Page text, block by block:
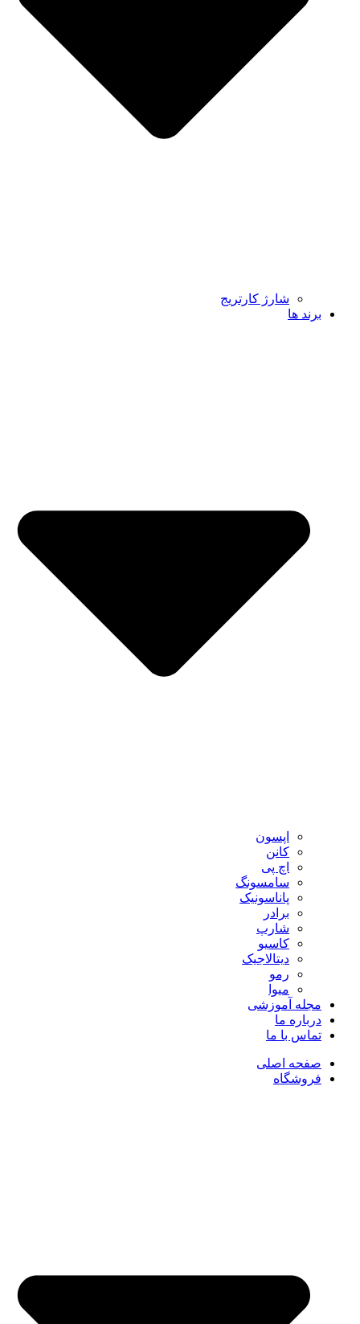
شارژ کارتریج
برند ها
اپسون
کانن
اچ پی
سامسونگ
پاناسونیک
برادر
شارپ
کاسیو
دیتالاجیک
رمو
میوا
مجله آموزشی
درباره ما
تماس با ما
صفحه اصلی
فروشگاه